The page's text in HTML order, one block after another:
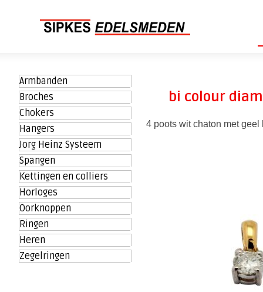
Armbanden
Broches
Chokers
Hangers
Jorg Heinz Systeem
Spangen
Kettingen en colliers
Horloges
Oorknoppen
Ringen
Heren
Zegelringen
bi colour
4 poots wit chaton met geel